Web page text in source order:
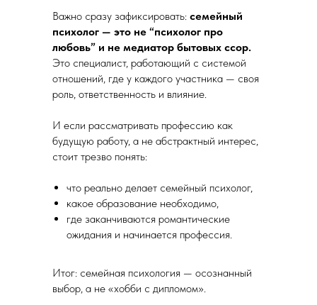
Важно сразу зафиксировать: семейный
психолог — это не “психолог про
любовь” и не медиатор бытовых ссор.
Это специалист, работающий с системой
отношений, где у каждого участника — своя
роль, ответственность и влияние.
И если рассматривать профессию как
будущую работу, а не абстрактный интерес,
стоит трезво понять:
что реально делает семейный психолог,
какое образование необходимо,
где заканчиваются романтические
ожидания и начинается профессия.
Итог: семейная психология — осознанный
выбор, а не «хобби с дипломом».